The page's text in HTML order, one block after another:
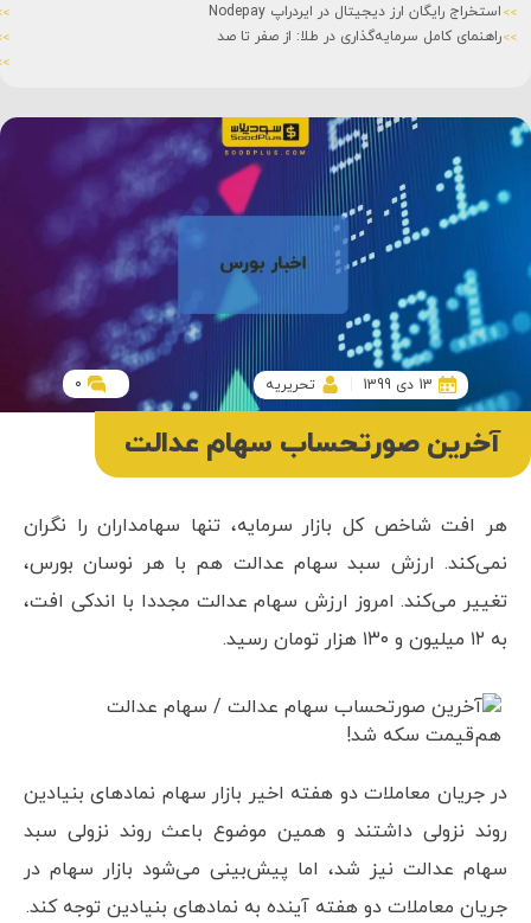
استخراج رایگان ارز دیجیتال در ایردراپ Nodepay
راهنمای کامل سرمایه‌گذاری در طلا: از صفر تا صد
آخرین صورتحساب سهام عدالت
13 دی 1399 تحریریه 0
هر افت شاخص کل بازار سرمایه، تنها سهامداران را نگران
نمی‌کند. ارزش سبد سهام عدالت هم با هر نوسان بورس،
تغییر می‌کند. امروز ارزش سهام عدالت مجددا با اندکی افت،
به ۱۲ میلیون و ۱۳۰ هزار تومان رسید.
در جریان معاملات دو هفته اخیر بازار سهام نمادهای بنیادین
روند نزولی داشتند و همین موضوع باعث روند نزولی سبد
سهام عدالت نیز شد، اما پیش‌بینی می‌شود بازار سهام در
جریان معاملات دو هفته آینده به نمادهای بنیادین توجه کند.